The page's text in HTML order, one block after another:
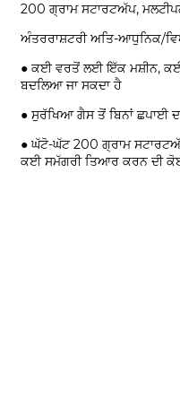
200 ਗ੍ਰਾਮ ਸਟਾਰਟਅੱਪ,
ਅੰਤਰਰਾਸ਼ਟਰੀ ਅਤਿ-ਆਧੁਨਿਕ/
● ਕਈ ਵਰਤੋਂ ਲਈ ਇੱਕ ਮਸ਼ੀਨ,
ਬਦਲਿਆ ਜਾ ਸਕਦਾ ਹੈ
● ਸੁਰੱਖਿਆ ਗੈਸ ਤੋਂ ਬਿਨਾਂ ਛਪਾਈ
● ਘੱਟੋ-ਘੱਟ 200 ਗ੍ਰਾਮ
ਕਈ ਸਮੱਗਰੀ ਤਿਆਰ ਕਰਨ ਦੀ